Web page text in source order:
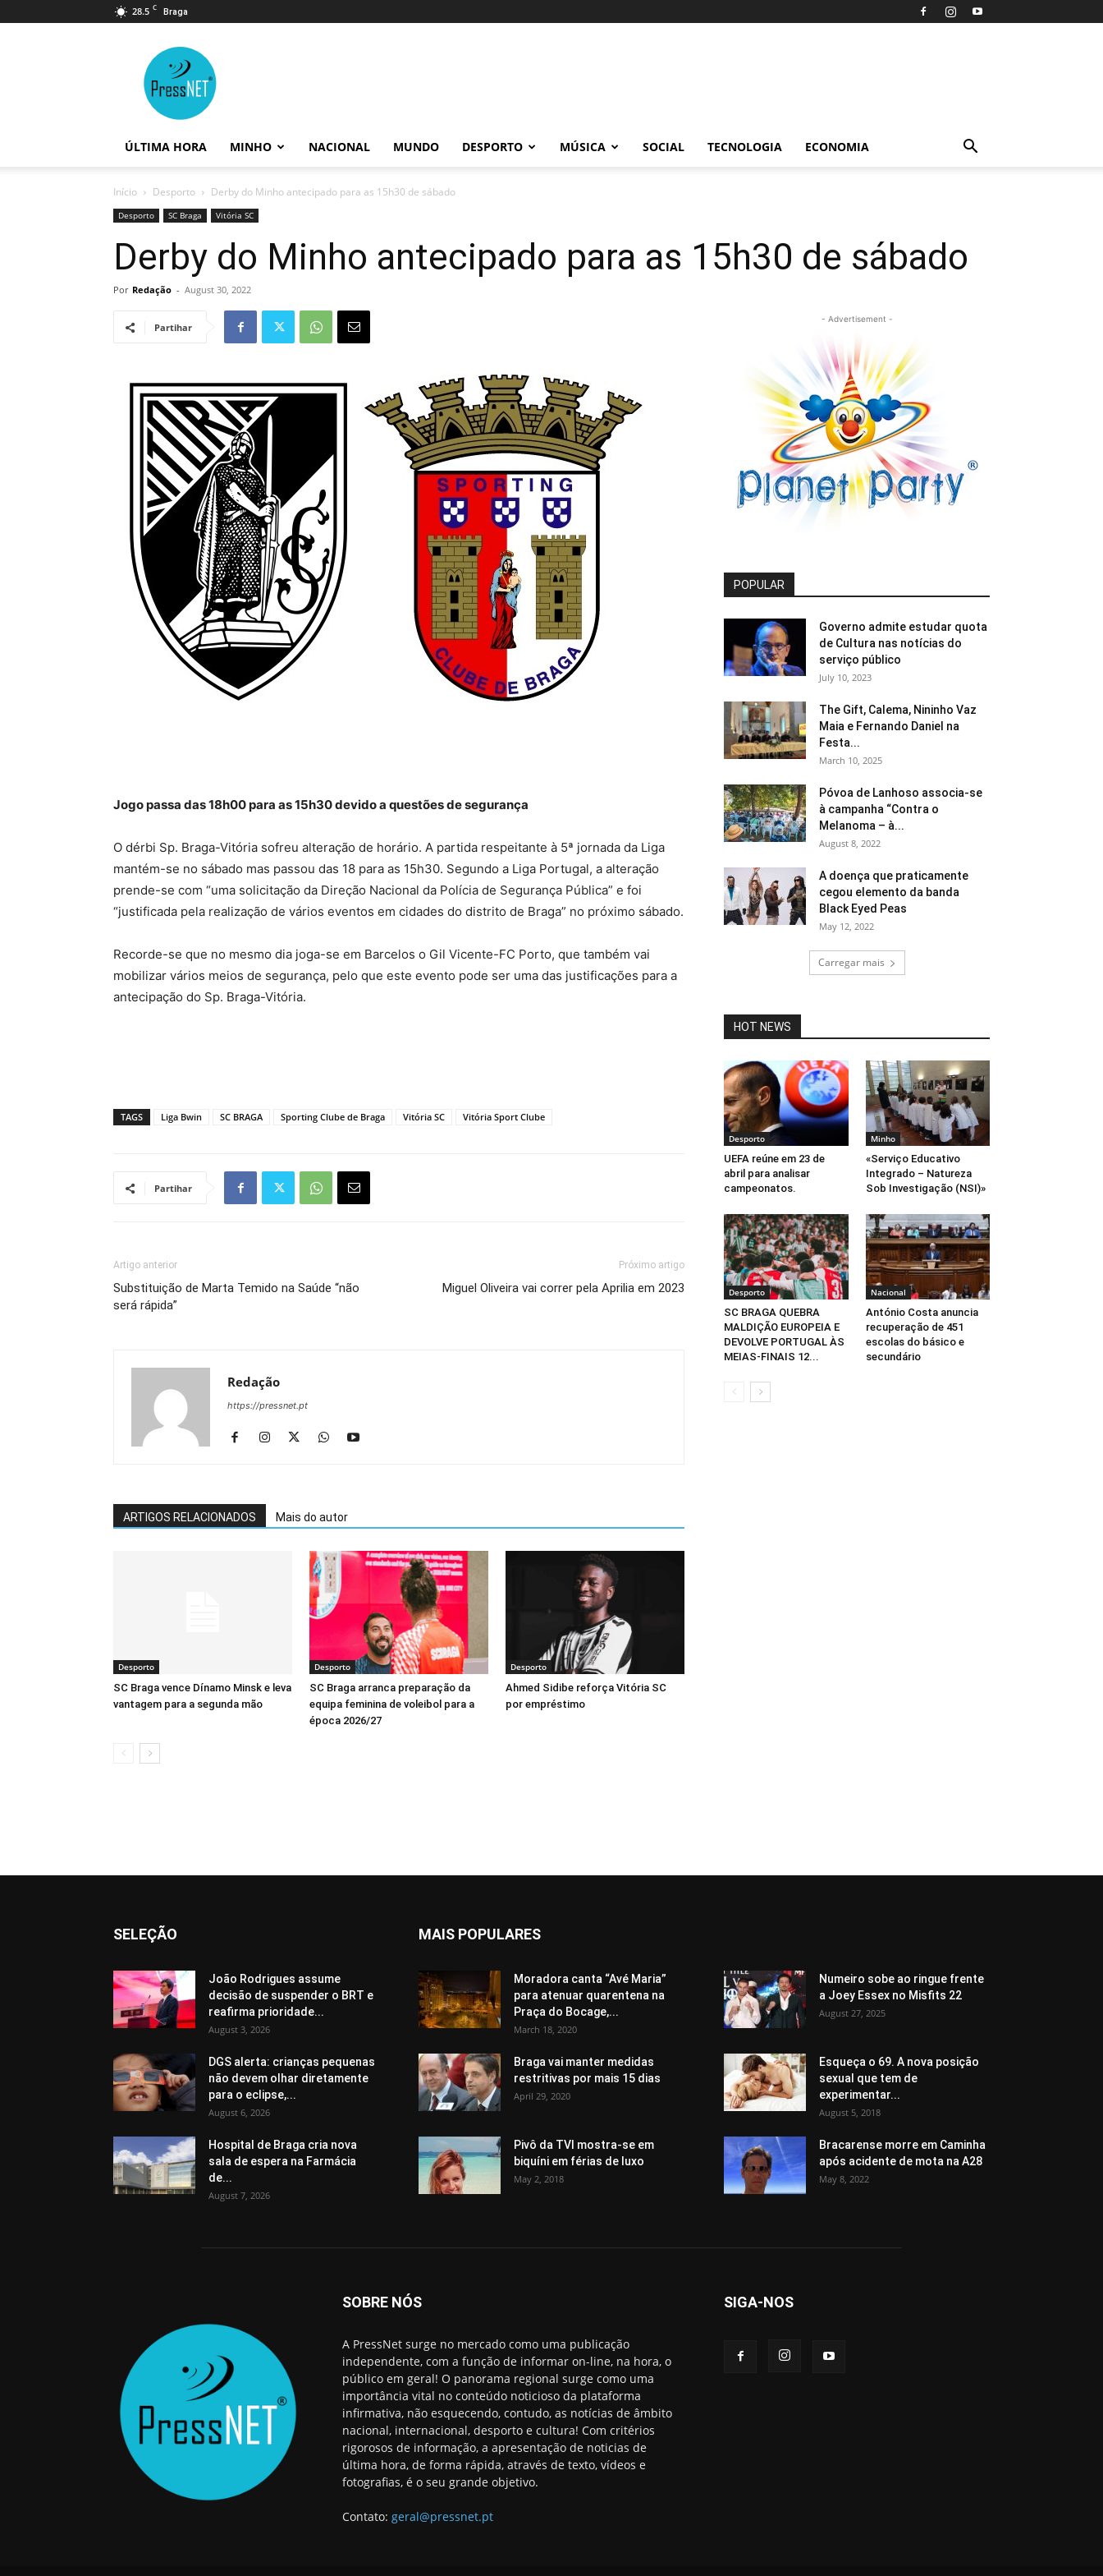
28.5 C Braga
ÚLTIMA HORA MINHO NACIONAL MUNDO DESPORTO MÚSICA SOCIAL TECNOLOGIA ECONOMIA
Início Desporto Derby do Minho antecipado para as 15h30 de sábado
Desporto SC Braga Vitória SC
Derby do Minho antecipado para as 15h30 de sábado
Por Redação - August 30, 2022
Partihar
Jogo passa das 18h00 para as 15h30 devido a questões de segurança
O dérbi Sp. Braga-Vitória sofreu alteração de horário. A partida respeitante à 5ª jornada da Liga
mantém-se no sábado mas passou das 18 para as 15h30. Segundo a Liga Portugal, a alteração
prende-se com “uma solicitação da Direção Nacional da Polícia de Segurança Pública” e foi
“justificada pela realização de vários eventos em cidades do distrito de Braga” no próximo sábado.
Recorde-se que no mesmo dia joga-se em Barcelos o Gil Vicente-FC Porto, que também vai
mobilizar vários meios de segurança, pelo que este evento pode ser uma das justificações para a
antecipação do Sp. Braga-Vitória.
TAGS Liga Bwin SC BRAGA Sporting Clube de Braga Vitória SC Vitória Sport Clube
Partihar
Artigo anterior
Substituição de Marta Temido na Saúde “não
será rápida”
Próximo artigo
Miguel Oliveira vai correr pela Aprilia em 2023
Redação
https://pressnet.pt
ARTIGOS RELACIONADOS Mais do autor
Desporto
SC Braga vence Dínamo Minsk e leva
vantagem para a segunda mão
Desporto
SC Braga arranca preparação da
equipa feminina de voleibol para a
época 2026/27
Desporto
Ahmed Sidibe reforça Vitória SC
por empréstimo
- Advertisement -
POPULAR
Governo admite estudar quota
de Cultura nas notícias do
serviço público
July 10, 2023
The Gift, Calema, Nininho Vaz
Maia e Fernando Daniel na
Festa...
March 10, 2025
Póvoa de Lanhoso associa-se
à campanha “Contra o
Melanoma – à...
August 8, 2022
A doença que praticamente
cegou elemento da banda
Black Eyed Peas
May 12, 2022
Carregar mais
HOT NEWS
Desporto
UEFA reúne em 23 de
abril para analisar
campeonatos.
Minho
«Serviço Educativo
Integrado – Natureza
Sob Investigação (NSI)»
Desporto
SC BRAGA QUEBRA
MALDIÇÃO EUROPEIA E
DEVOLVE PORTUGAL ÀS
MEIAS-FINAIS 12...
Nacional
António Costa anuncia
recuperação de 451
escolas do básico e
secundário
SELEÇÃO
João Rodrigues assume
decisão de suspender o BRT e
reafirma prioridade...
August 3, 2026
DGS alerta: crianças pequenas
não devem olhar diretamente
para o eclipse,...
August 6, 2026
Hospital de Braga cria nova
sala de espera na Farmácia
de...
August 7, 2026
MAIS POPULARES
Moradora canta “Avé Maria”
para atenuar quarentena na
Praça do Bocage,...
March 18, 2020
Numeiro sobe ao ringue frente
a Joey Essex no Misfits 22
August 27, 2025
Braga vai manter medidas
restritivas por mais 15 dias
April 29, 2020
Esqueça o 69. A nova posição
sexual que tem de
experimentar...
August 5, 2018
Pivô da TVI mostra-se em
biquíni em férias de luxo
May 2, 2018
Bracarense morre em Caminha
após acidente de mota na A28
May 8, 2022
SOBRE NÓS
A PressNet surge no mercado como uma publicação
independente, com a função de informar on-line, na hora, o
público em geral! O panorama regional surge como uma
importância vital no conteúdo noticioso da plataforma
infirmativa, não esquecendo, contudo, as notícias de âmbito
nacional, internacional, desporto e cultura! Com critérios
rigorosos de informação, a apresentação de noticias de
última hora, de forma rápida, através de texto, vídeos e
fotografias, é o seu grande objetivo.
Contato: geral@pressnet.pt
SIGA-NOS